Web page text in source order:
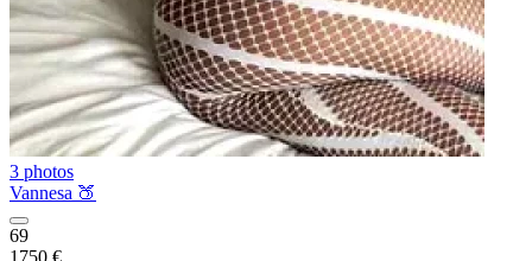
3 photos
Vannesa 🍑
69
1750 €